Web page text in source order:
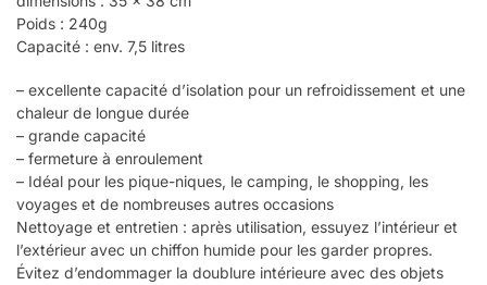
Poids : 240g
Capacité : env. 7,5 litres
– excellente capacité d’isolation pour un refroidissement et une
chaleur de longue durée
– grande capacité
– fermeture à enroulement
– Idéal pour les pique-niques, le camping, le shopping, les
voyages et de nombreuses autres occasions
Nettoyage et entretien : après utilisation, essuyez l’intérieur et
l’extérieur avec un chiffon humide pour les garder propres.
Évitez d’endommager la doublure intérieure avec des objets